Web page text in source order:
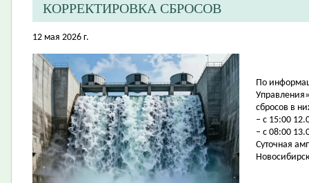
КОРРЕКТИРОВКА СБРОСОВ
12 мая 2026 г.
По
сбросов в
– с 15:00
– с 08:00
Суточная